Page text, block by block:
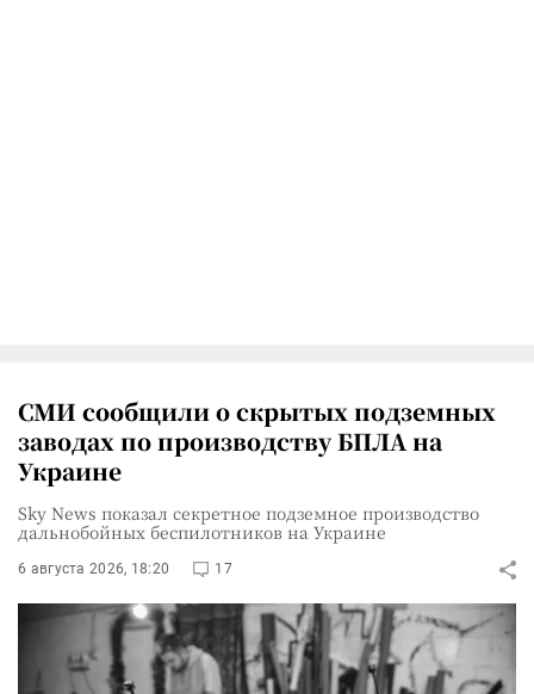
СМИ сообщили о скрытых подземных
заводах по производству БПЛА на
Украине
Sky News показал секретное подземное производство
дальнобойных беспилотников на Украине
6 августа 2026, 18:20 17